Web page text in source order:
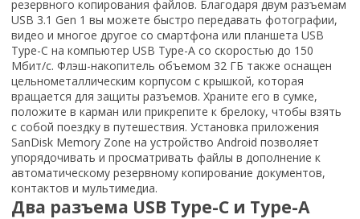
резервного копирования файлов. Благодаря двум разъемам
USB 3.1 Gen 1 вы можете быстро передавать фотографии,
видео и многое другое со смартфона или планшета USB
Type-C на компьютер USB Type-A со скоростью до 150
Мбит/с. Флэш-накопитель объемом 32 ГБ также оснащен
цельнометаллическим корпусом с крышкой, которая
вращается для защиты разъемов. Храните его в сумке,
положите в карман или прикрепите к брелоку, чтобы взять
с собой поездку в путешествия. Установка приложения
SanDisk Memory Zone на устройство Android позволяет
упорядочивать и просматривать файлы в дополнение к
автоматическому резервному копирование документов,
контактов и мультимедиа.
Два разъема USB Type-C и Type-A